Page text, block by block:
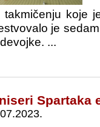
takmičenju koje
je
...
Spartaka